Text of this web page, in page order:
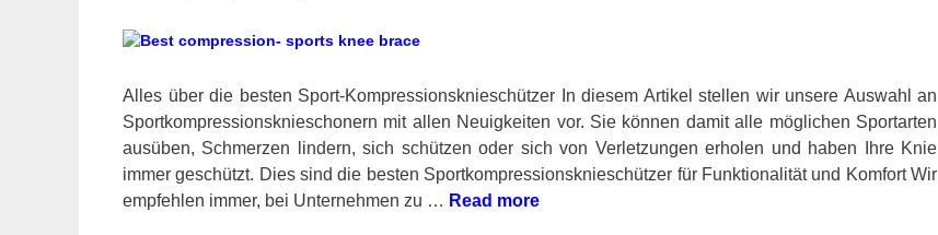
Alles über die besten Sport-Kompressionsknieschützer In diesem Artikel stellen wir unsere Auswahl an
Sportkompressionsknieschonern mit allen Neuigkeiten vor. Sie können damit alle möglichen Sportarten
ausüben, Schmerzen lindern, sich schützen oder sich von Verletzungen erholen und haben Ihre Knie
immer geschützt. Dies sind die besten Sportkompressionsknieschützer für Funktionalität und Komfort Wir
empfehlen immer, bei Unternehmen zu … Read more